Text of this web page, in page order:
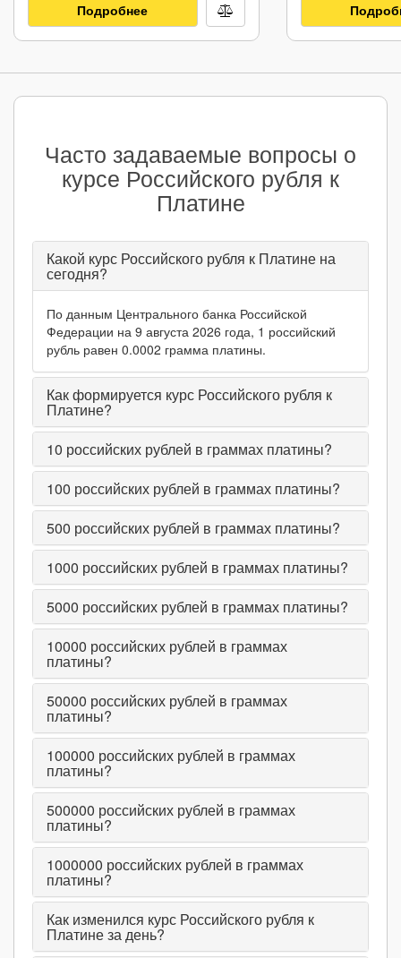
Подробнее
Часто задаваемые вопросы о
курсе Российского рубля к
Платине
Какой курс Российского рубля к Платине на
сегодня?
По данным Центрального банка Российской
Федерации на 9 августа 2026 года, 1 российский
рубль равен 0.0002 грамма платины.
Как формируется курс Российского рубля к
Платине?
10 российских рублей в граммах платины?
100 российских рублей в граммах платины?
500 российских рублей в граммах платины?
1000 российских рублей в граммах платины?
5000 российских рублей в граммах платины?
10000 российских рублей в граммах
платины?
50000 российских рублей в граммах
платины?
100000 российских рублей в граммах
платины?
500000 российских рублей в граммах
платины?
1000000 российских рублей в граммах
платины?
Как изменился курс Российского рубля к
Платине за день?